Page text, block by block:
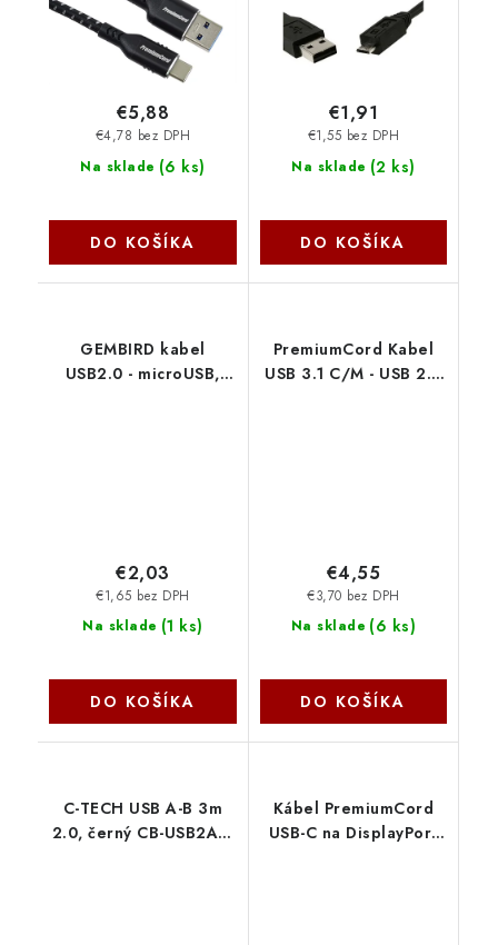
Na sklade (6 ks)
€4,78 bez DPH
€5,88
DO KOŠÍKA
Na sklade (2 ks)
€1,55 bez DPH
€1,91
DO KOŠÍKA
GEMBIRD kabel
USB2.0 - microUSB,
Na sklade (1 ks)
€1,65 bez DPH
€2,03
DO KOŠÍKA
PremiumCord Kabel
USB 3.1 C/M - USB 2.0
Na sklade (6 ks)
€3,70 bez DPH
€4,55
DO KOŠÍKA
C-TECH USB A-B 3m
2.0, černý CB-USB2AB-
Kábel PremiumCord
USB-C na DisplayPort